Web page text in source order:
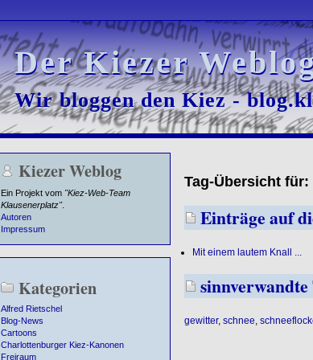
Der Kiezer
Der Kiezer
Wir bloggen den Kiez -
Wir bloggen den Kiez -
Kiezer Weblog
Ein Projekt vom "Kiez-Web-Team
Klausenerplatz".
Autoren
Impressum
Kategorien
Alfred Rietschel
Blog-News
Cartoons
Charlottenburger Kiez-Kanonen
Freiraum
Tag-Übersicht
Einträge auf
Mit einem lautem Knall ...
sinnverwandte
gewitter, schnee